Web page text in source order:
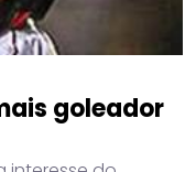
goleador